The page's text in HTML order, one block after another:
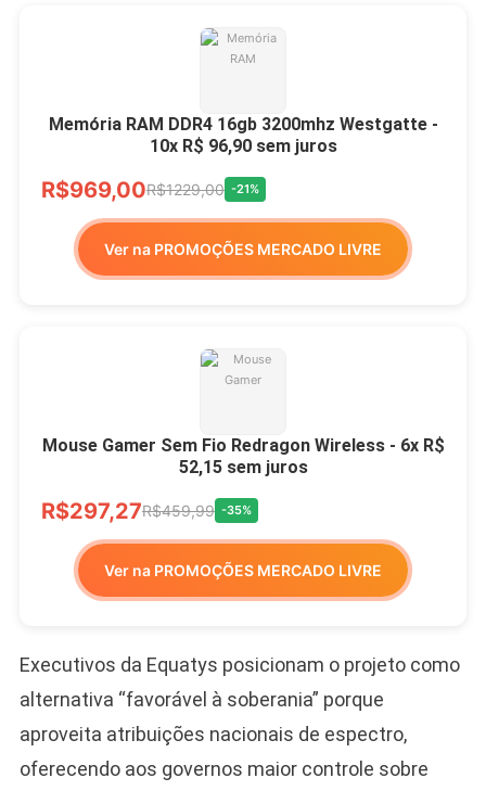
Memória RAM DDR4 16gb 3200mhz Westgatte -
10x R$ 96,90 sem juros
R$969,00R$1229,00 -21%
Ver na PROMOÇÕES MERCADO LIVRE
Mouse Gamer Sem Fio Redragon Wireless - 6x R$
52,15 sem juros
R$297,27R$459,99 -35%
Ver na PROMOÇÕES MERCADO LIVRE
Executivos da Equatys posicionam o projeto como
alternativa “favorável à soberania” porque
aproveita atribuições nacionais de espectro,
oferecendo aos governos maior controle sobre